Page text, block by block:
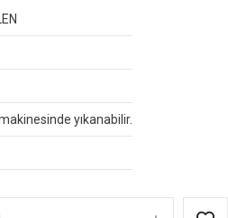
yıkanabilir.